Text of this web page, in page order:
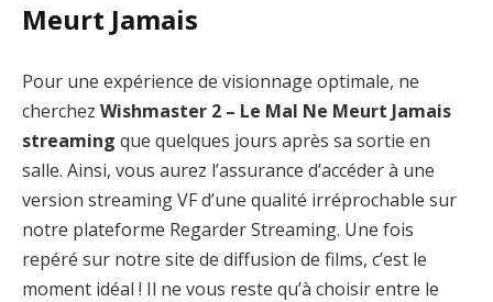
Meurt Jamais
Pour une expérience de visionnage optimale, ne
cherchez Wishmaster 2 – Le Mal Ne Meurt Jamais
streaming que quelques jours après sa sortie en
salle. Ainsi, vous aurez l’assurance d’accéder à une
version streaming VF d’une qualité irréprochable sur
notre plateforme Regarder Streaming. Une fois
repéré sur notre site de diffusion de films, c’est le
moment idéal ! Il ne vous reste qu’à choisir entre le